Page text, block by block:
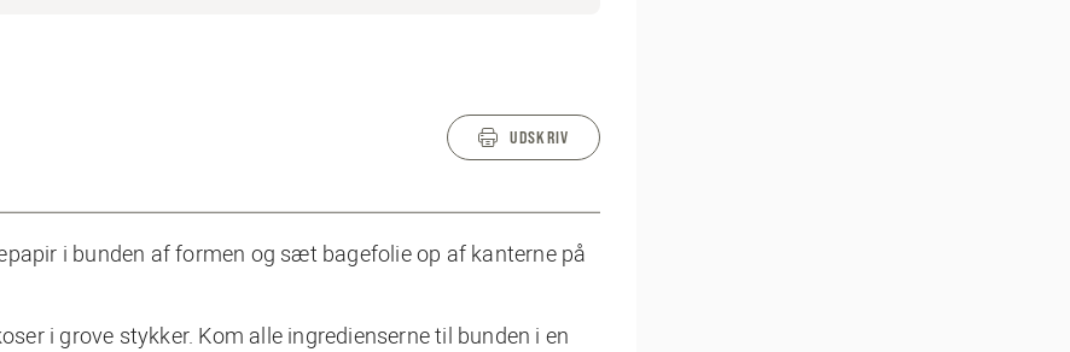
UDSKRIV
i bunden af formen og sæt bagefolie op af kanterne på
i grove stykker. Kom alle ingredienserne til bunden i en